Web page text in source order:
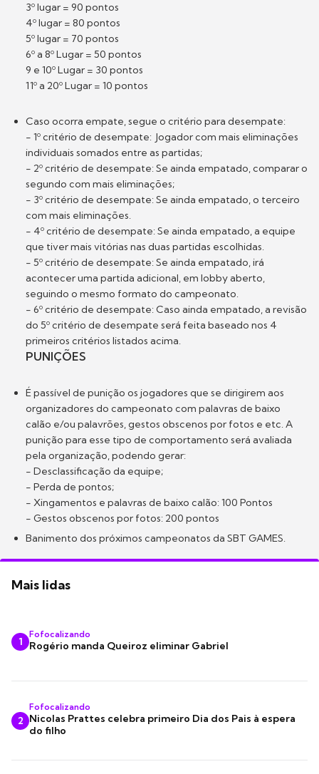
3º lugar = 90 pontos
4º lugar = 80 pontos
5º lugar = 70 pontos
6º a 8º Lugar = 50 pontos
9 e 10º Lugar = 30 pontos
11º a 20º Lugar = 10 pontos
Caso ocorra empate, segue o critério para desempate:
- 1º critério de desempate: Jogador com mais eliminações
individuais somados entre as partidas;
- 2º critério de desempate: Se ainda empatado, comparar o
segundo com mais eliminações;
- 3º critério de desempate: Se ainda empatado, o terceiro
com mais eliminações.
- 4º critério de desempate: Se ainda empatado, a equipe
que tiver mais vitórias nas duas partidas escolhidas.
- 5º critério de desempate: Se ainda empatado, irá
acontecer uma partida adicional, em lobby aberto,
seguindo o mesmo formato do campeonato.
- 6º critério de desempate: Caso ainda empatado, a revisão
do 5º critério de desempate será feita baseado nos 4
primeiros critérios listados acima.
PUNIÇÕES
É passível de punição os jogadores que se dirigirem aos
organizadores do campeonato com palavras de baixo
calão e/ou palavrões, gestos obscenos por fotos e etc. A
punição para esse tipo de comportamento será avaliada
pela organização, podendo gerar:
- Desclassificação da equipe;
- Perda de pontos;
- Xingamentos e palavras de baixo calão: 100 Pontos
- Gestos obscenos por fotos: 200 pontos
Banimento dos próximos campeonatos da SBT GAMES.
Mais lidas
1
Fofocalizando
Rogério manda Queiroz eliminar Gabriel
2
Fofocalizando
Nicolas Prattes celebra primeiro Dia dos Pais à espera
do filho